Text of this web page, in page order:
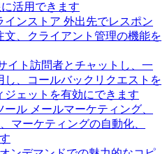
活用できます
インストア 外出先でレスポン
、クライアント管理の機能を
イト訪問者とチャットし、一
、コールバックリクエストを
ェットを有効にできます
ール メールマーケティング、
マーケティングの自動化、